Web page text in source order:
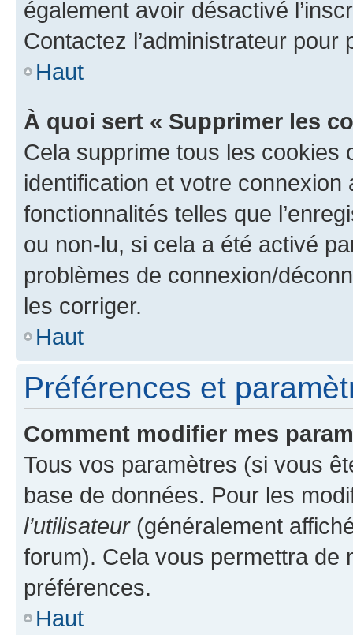
également avoir désactivé
Contactez l’administrateur
Haut
À quoi sert « Supprimer les
Cela supprime tous les cookies
identification et votre
fonctionnalités telles que
ou non-lu, si cela a été activé
problèmes de connexion/
les corriger.
Haut
Préférences et
Comment modifier mes
Tous vos paramètres (si vous
base de données. Pour les
l’utilisateur(généralement
forum). Cela vous permettra de
préférences.
Haut